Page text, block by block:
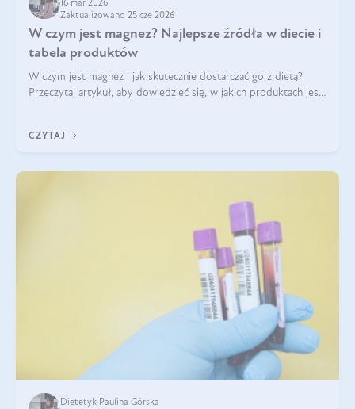
16 mar 2026
Zaktualizowano 25 cze 2026
W czym jest magnez? Najlepsze źródła w diecie i
tabela produktów
W czym jest magnez i jak skutecznie dostarczać go z dietą?
Przeczytaj artykuł, aby dowiedzieć się, w jakich produktach jest
CZYTAJ
Dietetyk Paulina Górska